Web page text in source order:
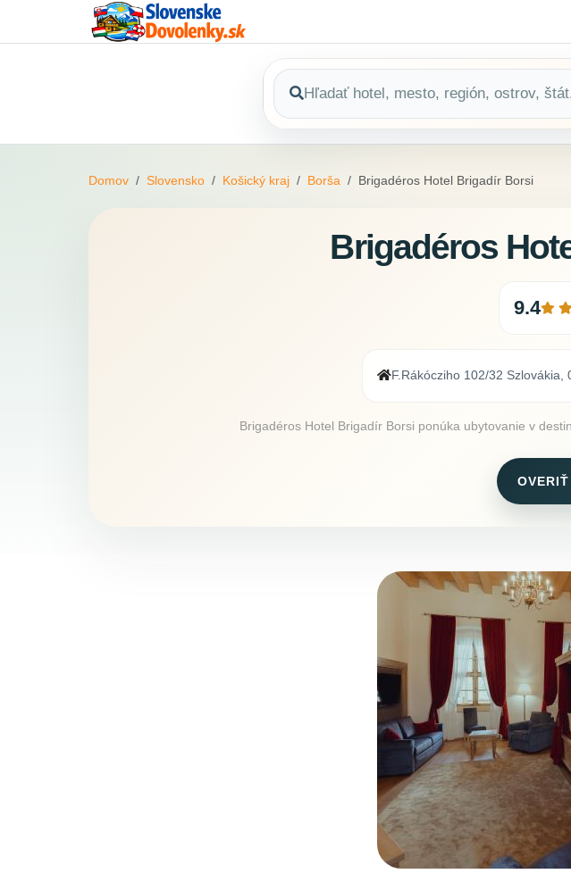
Domov Slovensko Košický kraj Borša Brigadéros Hotel Brigadír Borsi
Brigadéros
9.4
F.Rákócziho 102/32 Szlovákia,
Brigadéros Hotel Brigadír Borsi ponúka ubytovanie v